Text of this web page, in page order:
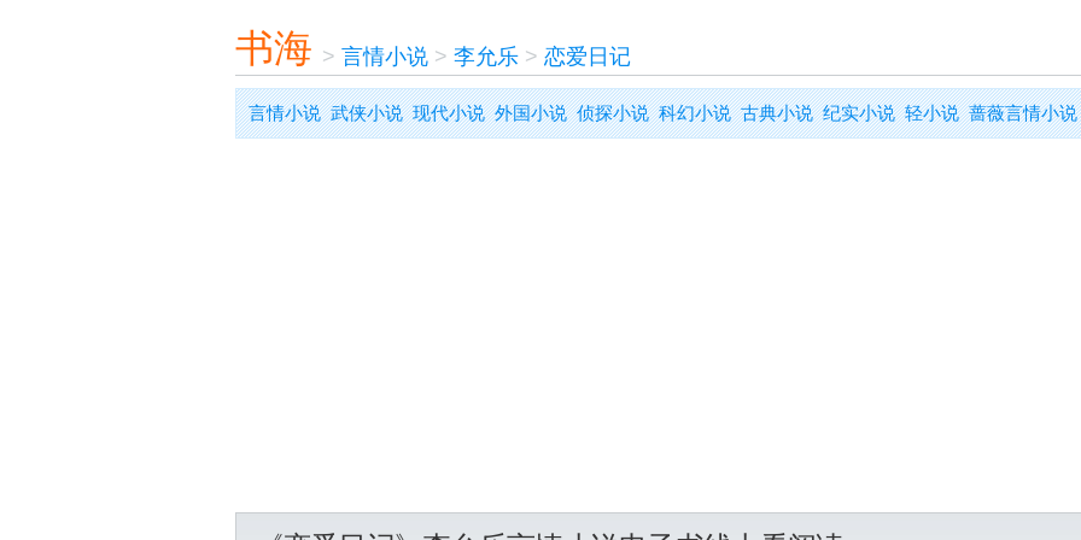
书海 > 言情小说> 李允乐> 恋爱日记
言情小说 武侠小说 现代小说 外国小说 侦探小说 科幻小说 古典小说 纪实小说 轻小说 蔷薇言情小说